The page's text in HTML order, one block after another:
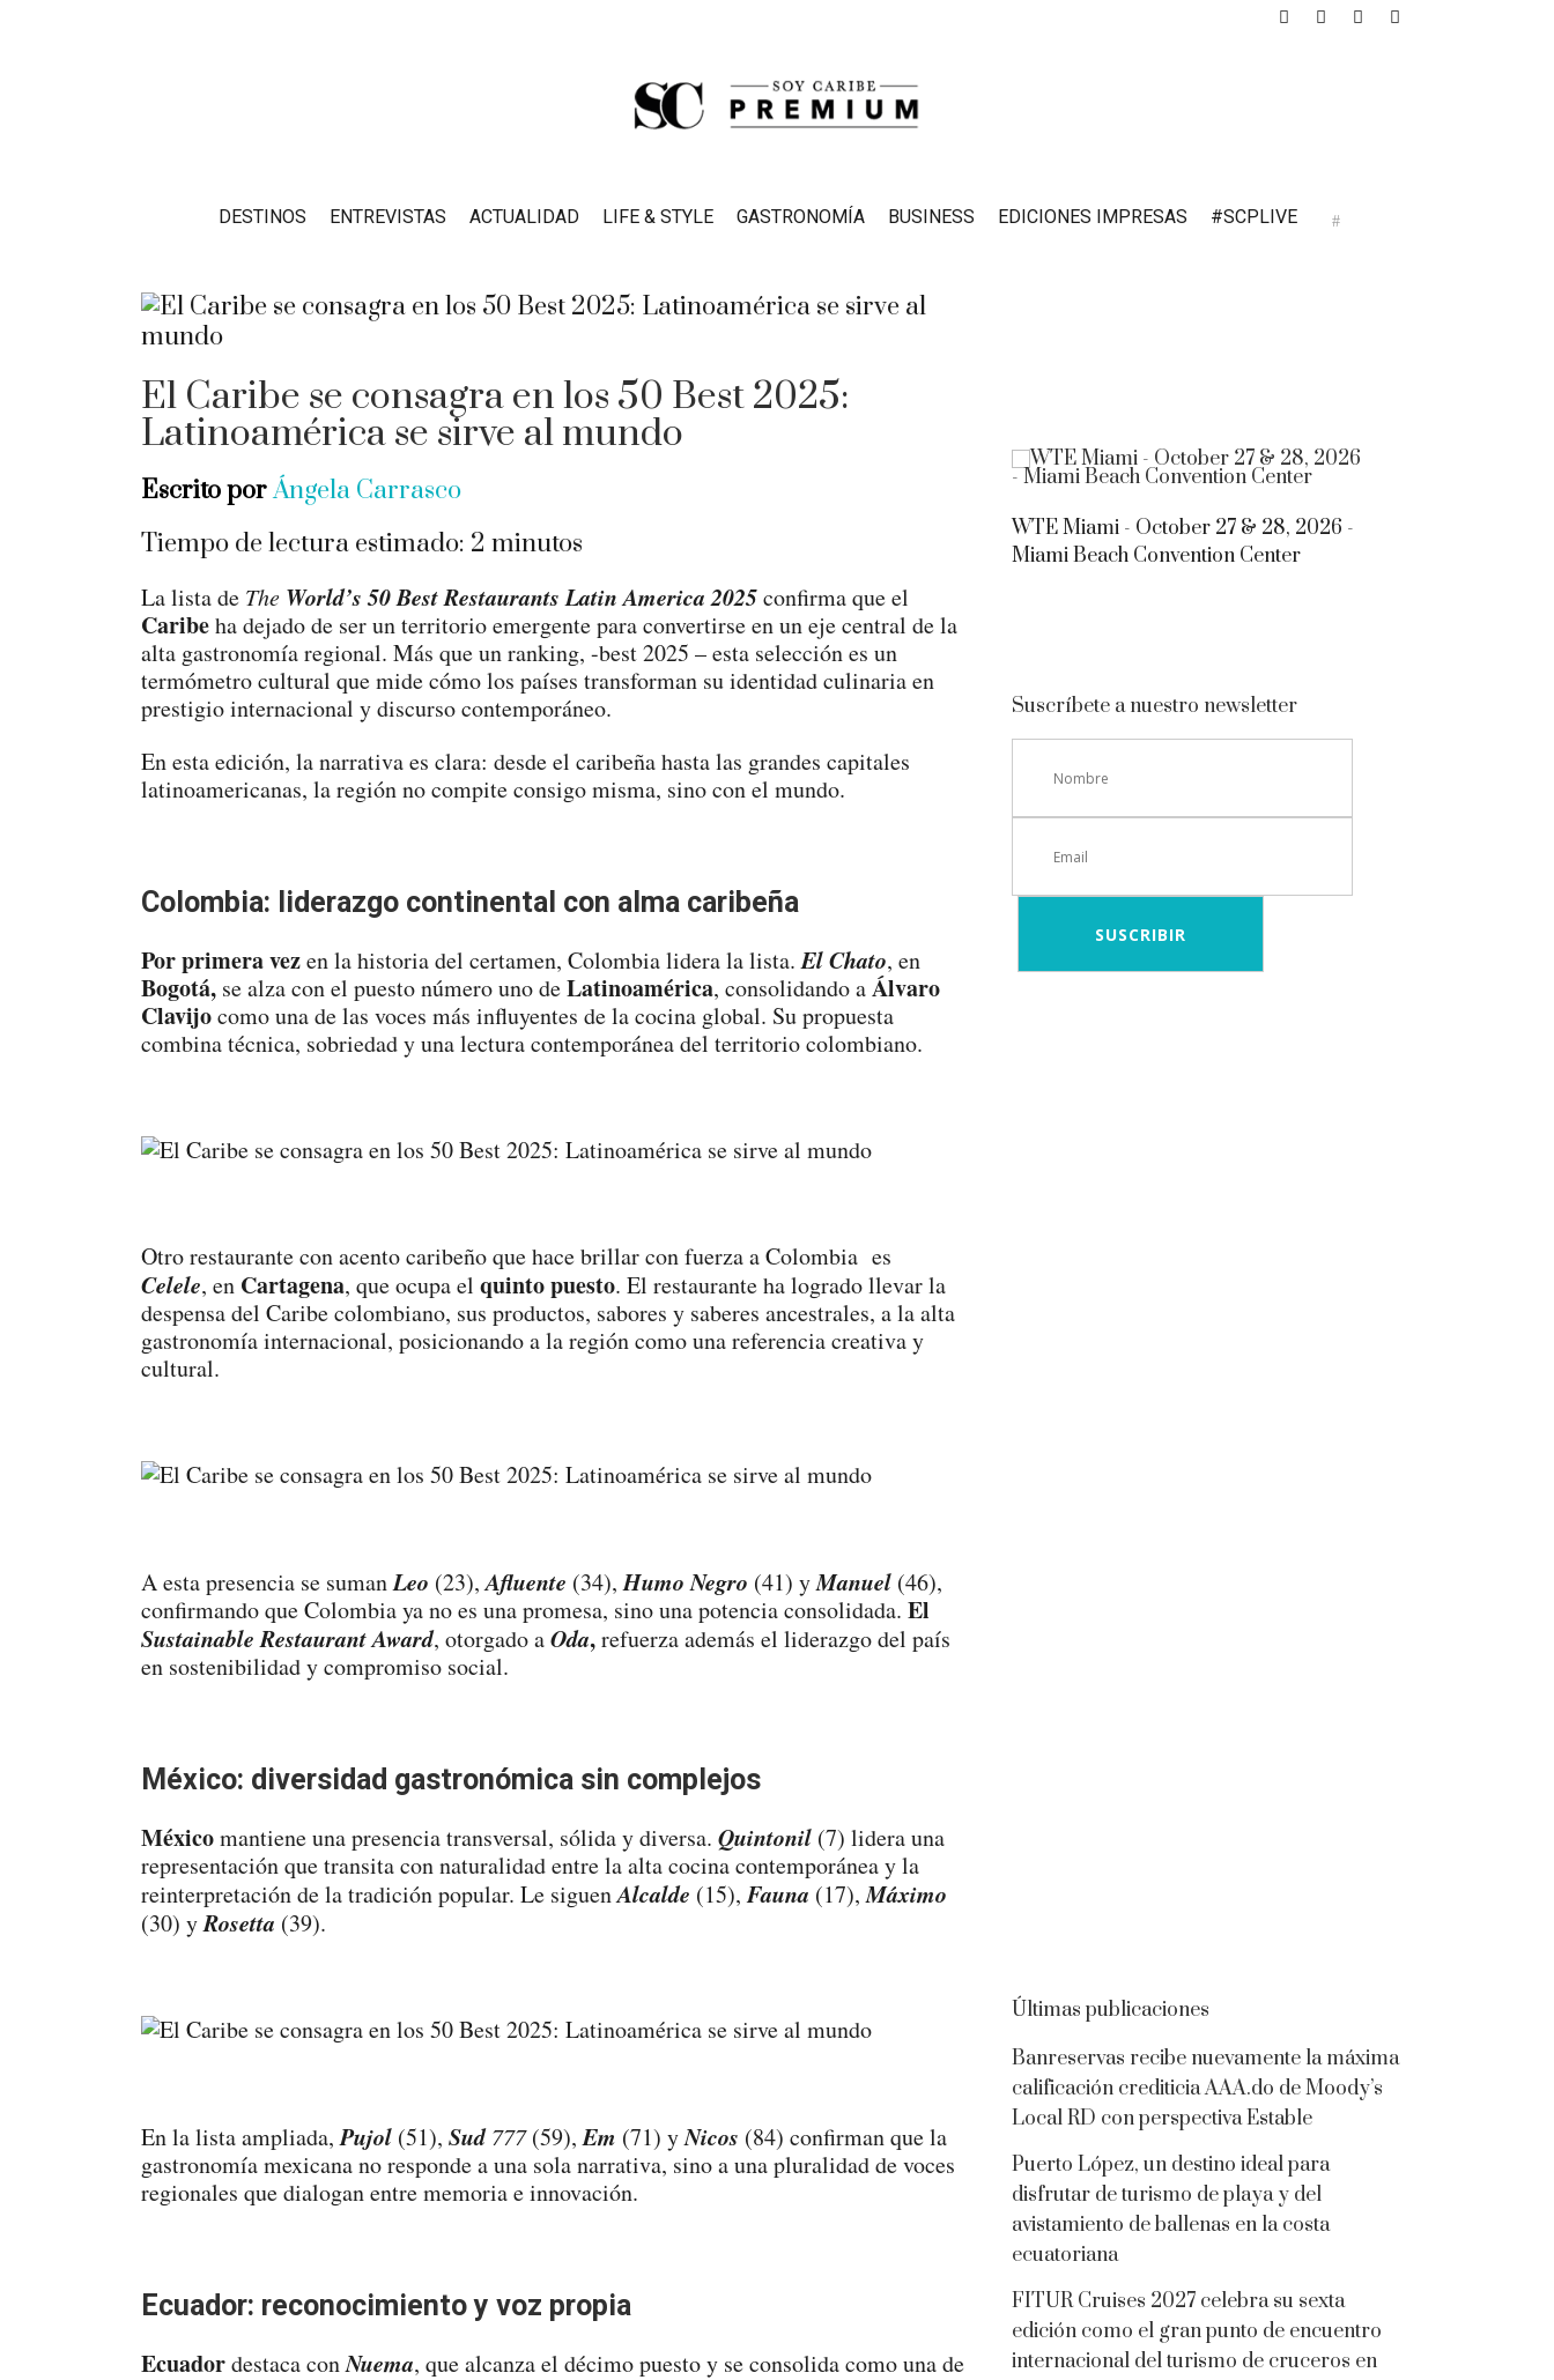
DESTINOS ENTREVISTAS ACTUALIDAD LIFE & STYLE GASTRONOMÍA BUSINESS EDICIONES IMPRESAS #SCPLIVE
El Caribe se consagra en los 50 Best 2025:
Latinoamérica se sirve al mundo
Escrito porÁngela Carrasco
Tiempo de lectura estimado: 2 minutos
La lista de The World’s 50 Best Restaurants Latin America 2025confirma que el
Caribeha dejado de ser un territorio emergente para convertirse en un eje central de la
alta gastronomía regional. Más que un ranking, -best 2025 – esta selección es un
termómetro cultural que mide cómo los países transforman su identidad culinaria en
prestigio internacional y discurso contemporáneo.
En esta edición, la narrativa es clara: desde el caribeña hasta las grandes capitales
latinoamericanas, la región no compite consigo misma, sino con el mundo.
Colombia: liderazgo continental con alma caribeña
Por primera vezen la historia del certamen, Colombia lidera la lista.El Chato, en
Bogotá, se alza con el puesto número uno deLatinoamérica, consolidando aÁlvaro
Clavijocomo una de las voces más influyentes de la cocina global. Su propuesta
combina técnica, sobriedad y una lectura contemporánea del territorio colombiano.
Otro restaurante con acento caribeño que hace brillar con fuerza a Colombia es
Celele, en Cartagena, que ocupa el quinto puesto. El restaurante ha logrado llevar la
despensa del Caribe colombiano, sus productos, sabores y saberes ancestrales, a la alta
gastronomía internacional, posicionando a la región como una referencia creativa y
cultural.
A esta presencia se sumanLeo (23),Afluente (34),Humo Negro (41) yManuel (46),
confirmando que Colombia ya no es una promesa, sino una potencia consolidada. El
Sustainable Restaurant Award, otorgado aOda,refuerza además el liderazgo del país
en sostenibilidad y compromiso social.
México: diversidad gastronómica sin complejos
Méxicomantiene una presencia transversal, sólida y diversa. Quintonil (7) lidera una
representación que transita con naturalidad entre la alta cocina contemporánea y la
reinterpretación de la tradición popular. Le siguenAlcalde (15),Fauna (17),Máximo
(30) yRosetta (39).
En la lista ampliada,Pujol (51), Sud777(59),Em (71) yNicos (84) confirman que la
gastronomía mexicana no responde a una sola narrativa, sino a una pluralidad de voces
regionales que dialogan entre memoria e innovación.
Ecuador: reconocimiento y voz propia
Ecuadordestaca conNuema, que alcanza el décimo puesto y se consolida como una de
WTE Miami - October 27 & 28, 2026 -
Miami Beach Convention Center
Suscríbete a nuestro newsletter
Últimas publicaciones
Banreservas recibe nuevamente la máxima
calificación crediticia AAA.do de Moody’s
Local RD con perspectiva Estable
Puerto López, un destino ideal para
disfrutar de turismo de playa y del
avistamiento de ballenas en la costa
ecuatoriana
FITUR Cruises 2027 celebra su sexta
edición como el gran punto de encuentro
internacional del turismo de cruceros en